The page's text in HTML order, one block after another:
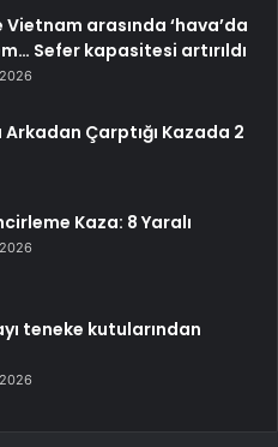
Vietnam arasında ‘hava’da
Sefer kapasitesi artırıldı
Çarptığı Kazada 2
Kaza: 8 Yaralı
teneke kutularından